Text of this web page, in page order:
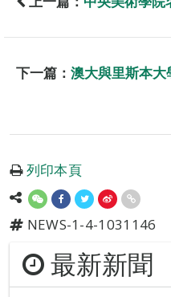
下一篇： 澳大與里斯本
列印本頁
NEWS-1-4-1031146
最新新聞